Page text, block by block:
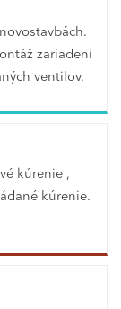
zariadení
ventilov.
kúrenie ,
kúrenie.